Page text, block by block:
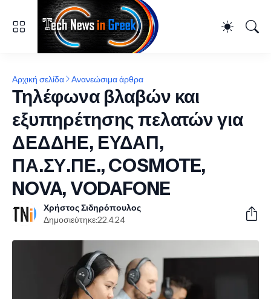
Αρχική σελίδα Ανανεώσιμα άρθρα
Τηλέφωνα βλαβών και
εξυπηρέτησης πελατών για
ΔΕΔΔΗΕ, ΕΥΔΑΠ,
ΠΑ.ΣΥ.ΠΕ., COSMOTE,
NOVA, VODAFONE
Χρήστος Σιδηρόπουλος
Δημοσιεύτηκε:22.4.24